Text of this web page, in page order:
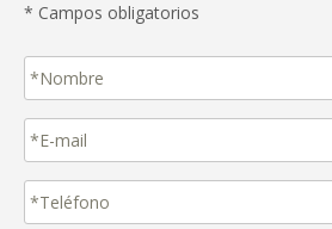
* Campos obligatorios